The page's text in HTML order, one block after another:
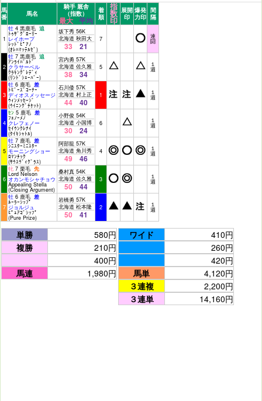
馬
番
馬名
騎手 厩舎
（指数）
最大 平均
着
順
指
数
印
展開
印
爆発
力印
間
隔
1
牡 4 黒鹿毛 追
ﾄｩｻﾞｸﾞﾛｰﾘｰ
レイホープ
ﾚｯﾄﾞﾋﾟｱﾉ
(ｵﾚﾊﾏｯﾃﾙｾﾞ)
坂下秀 56K
北海道 秋田大
33 21
7 連
闘
2
牡 7 黒鹿毛 追
ｱﾝﾗｲﾊﾞﾙﾄﾞ
クラサーベル
ｸﾗｷﾝｸﾞﾚﾃﾞｨ
(ﾘﾝﾄﾞｼｪｰﾊﾞｰ)
宮内勇 57K
北海道 佐久雅
38 34
5 １
週
3
牡 6 鹿毛 差
ﾄﾋﾞｰｽﾞｺｰﾅｰ
ディオスメッセージ
ｳｨﾝﾒｯｾｰｼﾞ
(ｳｲﾆﾝｸﾞﾁｹｯﾄ)
石川倭 57K
北海道 村上正
44 40
1 １
週
4
ｾﾝ 5 鹿毛 差
ﾌｪﾉｰﾒﾉ
クレフェノー
ｾｲｳﾝｸﾚﾅｲ
(ﾀｲｷｼｬﾄﾙ)
小野俊 54K
北海道 小国博
30 24
6 １
週
5
牡 7 鹿毛 差
ｼﾆｽﾀｰﾐﾆｽﾀｰ
モーニングショー
ﾛﾏﾝﾁｯｸ
(ｻｳｽｳﾞｨｸﾞﾗｽ)
阿部龍 57K
北海道 角川秀
49 46
4 １
週
6
牝 7 栗毛 先
Lord Nelson
オカンモシャチョウ
Appealing Stella
(Closing Argument)
桑村真 54K
北海道 佐久雅
50 44
3 １
週
7
牡 6 鹿毛 差
ﾙｰﾗｰｼｯﾌﾟ
ジョルジュ
ﾋﾟｭｱｺﾞｼｯﾌﾟ
(Pure Prize)
岩橋勇 57K
北海道 松本隆
50 41
2 １
週
単勝
580円
複勝
210円
400円
馬連
1,980円
ワイド
410円
260円
420円
馬単
4,120円
３連複
2,200円
３連単
14,160円